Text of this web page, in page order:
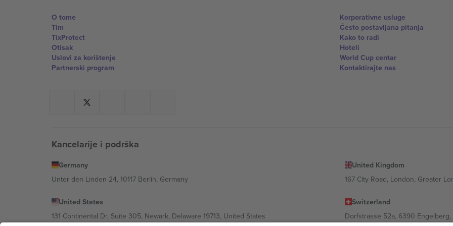
O tome
Tim
TixProtect
Otisak
Uslovi za korištenje
Partnerski program
Korporativne usluge
Često postavljana pitanja
Kako to radi
Hoteli
World Cup centar
Kontaktirajte nas
Kancelarije i podrška
Germany
Unter den Linden 24, 10117 Berlin, Germany
United Kingdom
167 City Road, London, Greater
United States
131 Continental Dr, Suite 305, Newark, Delaware 19713, United States
Switzerland
Dorfstrasse 52a, 6390 Engelberg,